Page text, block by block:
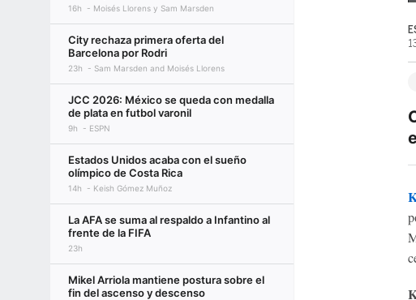
16h Moisés Llorens y Sam Marsden
City rechaza primera oferta del
Barcelona por Rodri
23h Sam Marsden and Moisés Llorens
JCC 2026: México se queda con medalla
de plata en futbol varonil
9h ESPN
Estados Unidos acaba con el sueño
olímpico de Costa Rica
14h Keish Gómez Muñoz
La AFA se suma al respaldo a Infantino al
frente de la FIFA
23h
Mikel Arriola mantiene postura sobre el
fin del ascenso y descenso